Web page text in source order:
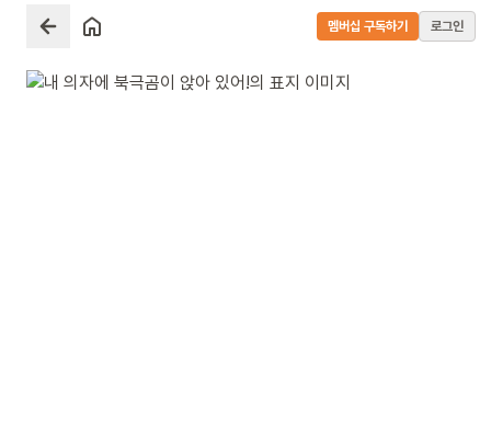
멤버십 구독하기 로그인